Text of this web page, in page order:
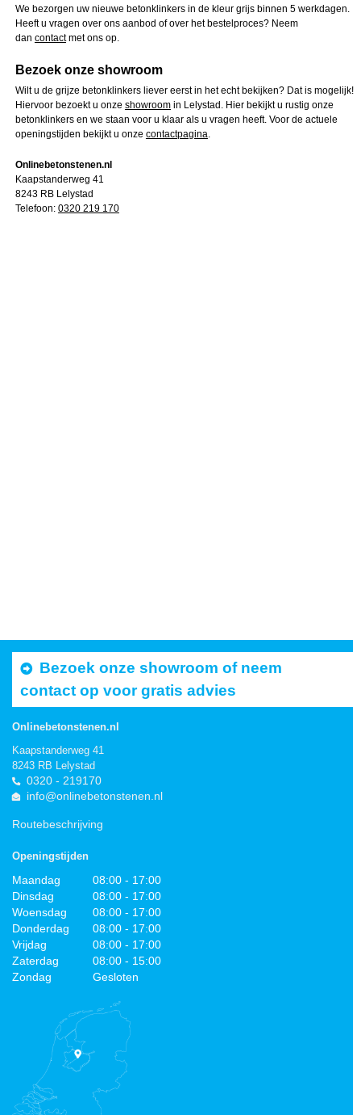
We bezorgen uw nieuwe betonklinkers in de kleur grijs binnen 5 werkdagen.
Heeft u vragen over ons aanbod of over het bestelproces? Neem
dan contactmet ons op.
Bezoek onze showroom
Wilt u de grijze betonklinkers liever eerst in het echt bekijken? Dat is mogelijk!
Hiervoor bezoekt u onze showroomin Lelystad. Hier bekijkt u rustig onze
betonklinkers en we staan voor u klaar als u vragen heeft. Voor de actuele
openingstijden bekijkt u onze contactpagina.
Onlinebetonstenen.nl
Kaapstanderweg 41
8243 RB Lelystad
Telefoon: 0320 219 170
Bezoek onze showroom of neem
contact op voor gratis advies
Onlinebetonstenen.nl
Kaapstanderweg 41
8243 RB Lelystad
0320 - 219170
info@onlinebetonstenen.nl
Routebeschrijving
Openingstijden
Maandag
08:00 - 17:00
Dinsdag
08:00 - 17:00
Woensdag
08:00 - 17:00
Donderdag
08:00 - 17:00
Vrijdag
08:00 - 17:00
Zaterdag
08:00 - 15:00
Zondag
Gesloten